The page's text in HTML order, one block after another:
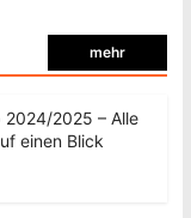
mehr
2024/2025 – Alle
einen Blick